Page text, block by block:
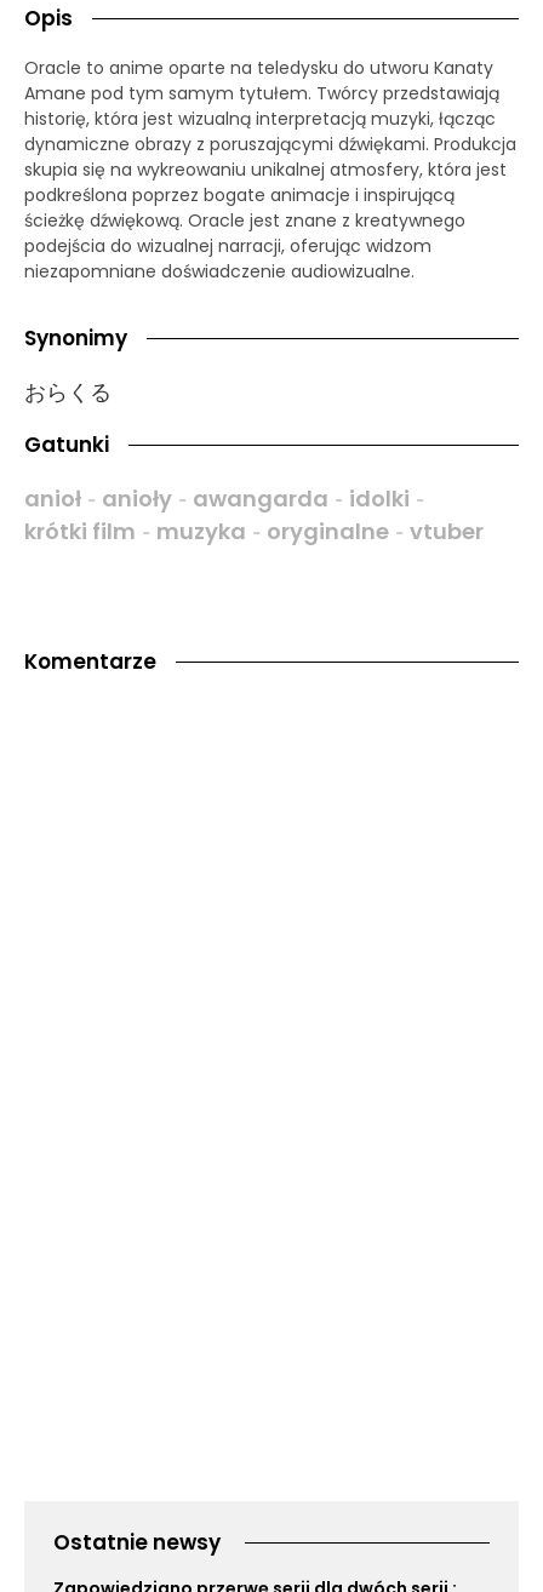
Opis
Oracle to anime oparte na teledysku do utworu Kanaty
Amane pod tym samym tytułem. Twórcy przedstawiają
historię, która jest wizualną interpretacją muzyki, łącząc
dynamiczne obrazy z poruszającymi dźwiękami. Produkcja
skupia się na wykreowaniu unikalnej atmosfery, która jest
podkreślona poprzez bogate animacje i inspirującą
ścieżkę dźwiękową. Oracle jest znane z kreatywnego
podejścia do wizualnej narracji, oferując widzom
niezapomniane doświadczenie audiowizualne.
Synonimy
おらくる
Gatunki
anioł - anioły - awangarda - idolki -
krótki film - muzyka - oryginalne - vtuber
Komentarze
Ostatnie newsy